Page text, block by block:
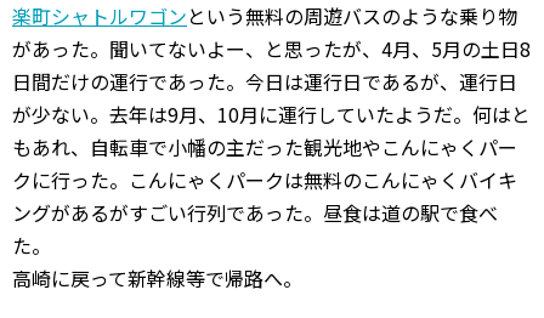
楽町シャトルワゴンという無料の周遊バスのような乗り物
があった。聞いてないよー、と思ったが、4月、5月の土日8
日間だけの運行であった。今日は運行日であるが、運行日
が少ない。去年は9月、10月に運行していたようだ。何はと
もあれ、自転車で小幡の主だった観光地やこんにゃくパー
クに行った。こんにゃくパークは無料のこんにゃくバイキ
ングがあるがすごい行列であった。昼食は道の駅で食べ
た。
高崎に戻って新幹線等で帰路へ。